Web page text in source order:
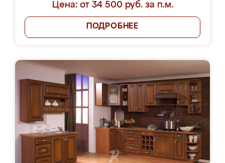
Цена: от 34 500 руб. за п.м.
ПОДРОБНЕЕ